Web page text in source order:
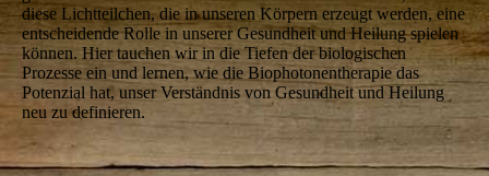
diese Lichtteilchen, die in unseren Körpern erzeugt werden, eine
entscheidende Rolle in unserer Gesundheit und Heilung spielen
können. Hier tauchen wir in die Tiefen der biologischen
Prozesse ein und lernen, wie die Biophotonentherapie das
Potenzial hat, unser Verständnis von Gesundheit und Heilung
neu zu definieren.